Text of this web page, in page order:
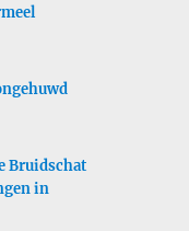
Bruidschat
in